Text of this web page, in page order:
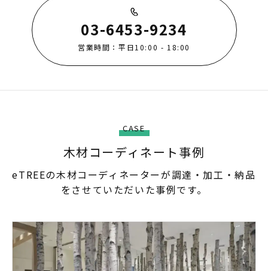
03-6453-9234
営業時間：平日10:00 - 18:00
CASE
木材コーディネート事例
eTREEの木材コーディネーターが調達・加工・納品
をさせていただいた事例です。